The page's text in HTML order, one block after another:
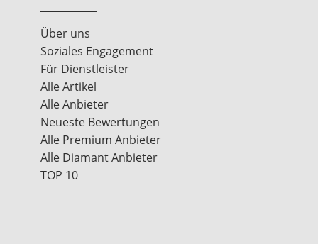
Über uns
Soziales Engagement
Für Dienstleister
Alle Artikel
Alle Anbieter
Neueste Bewertungen
Alle Premium Anbieter
Alle Diamant Anbieter
TOP 10